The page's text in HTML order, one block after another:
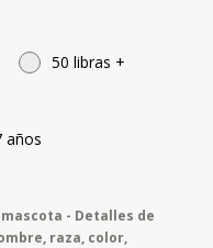
50 libras +
años
- Detalles de
raza, color,